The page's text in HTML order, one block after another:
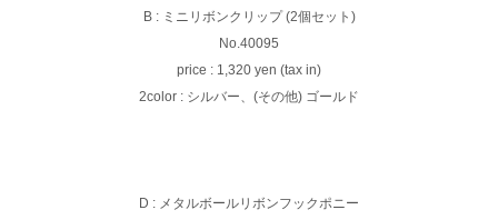
B : ミニリボンクリップ (2個セット)
No.40095
price : 1,320 yen (tax in)
2color : シルバー、(その他) ゴールド
D : メタルボールリボンフックポニー